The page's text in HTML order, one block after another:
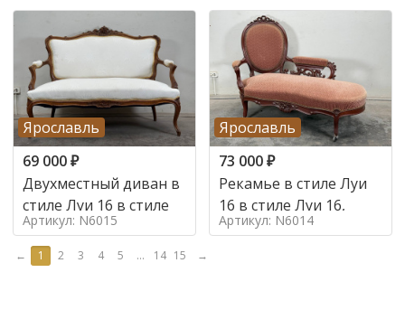
Ярославль
69 000₽
Двухместный диван в
стиле Луи 16 в стиле
Артикул: N6015
Ярославль
73 000₽
Рекамье в стиле Луи
16 в стиле Луи 16,
Артикул: N6014
← 1 2 3 4 5 ... 14 15 →